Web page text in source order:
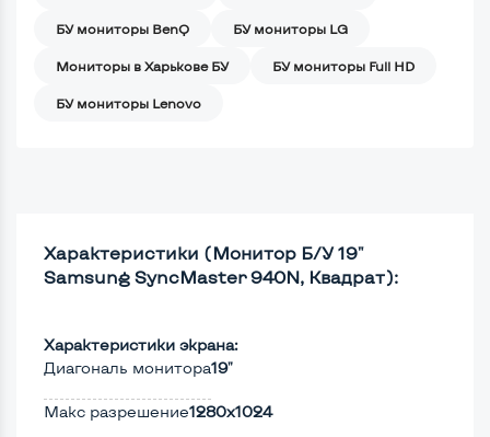
БУ мониторы BenQ БУ мониторы LG
Мониторы в Харькове БУ БУ мониторы Full HD
БУ мониторы Lenovo
Характеристики (Монитор Б/У 19"
Samsung SyncMaster 940N, Квадрат):
Характеристики экрана:
Диагональ монитора19"
Макс разрешение1280x1024